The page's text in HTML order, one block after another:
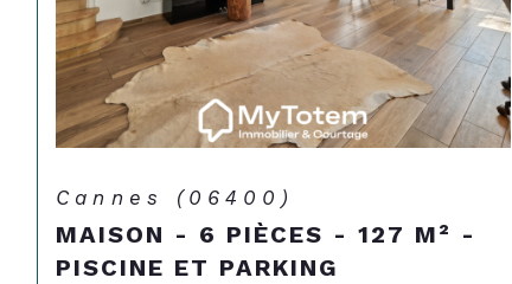
Cannes (06400)
MAISON - 6 PIÈCES - 127 M² -
PISCINE ET PARKING